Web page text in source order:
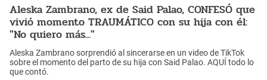
Aleska Zambrano, ex de Said Palao, CONFESÓ que
vivió momento TRAUMÁTICO con su hija con él:
"No quiero más..."
Aleska Zambrano sorprendió al sincerarse en un video de TikTok
sobre el momento del parto de su hija con Said Palao. AQUÍ todo lo
que contó.